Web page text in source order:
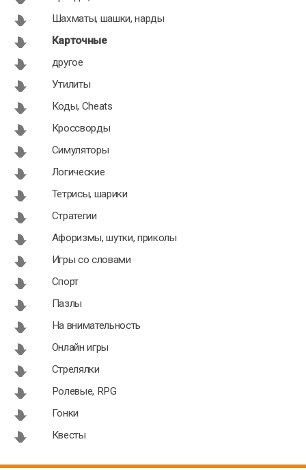
Кинг 3.02
Шахматы, шашки, нарды
Карточные
другое
Утилиты
Коды, Cheats
Кроссворды
Симуляторы
Логические
Тетрисы, шарики
Стратегии
Афоризмы, шутки, приколы
Игры со словами
Спорт
Пазлы
На внимательность
Онлайн игры
Стрелялки
Ролевые, RPG
Гонки
Квесты